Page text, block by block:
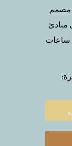
مصمم
مبادئ
ساعات